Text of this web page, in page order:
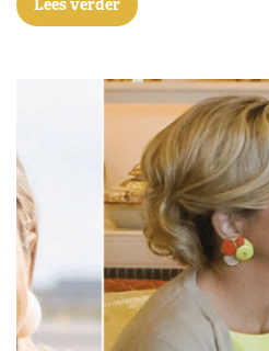
Lees verder